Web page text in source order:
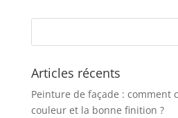
Articles récents
Peinture de façade : comment
couleur et la bonne finition ?